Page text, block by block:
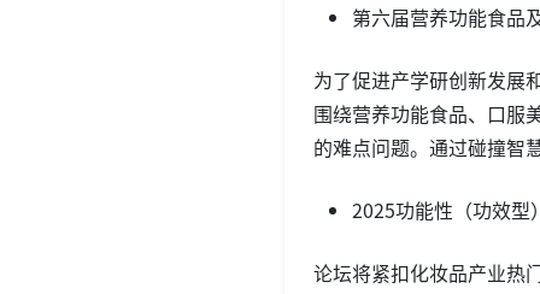
第六届营养功能食品
为了促进产学研创新发展
围绕营养功能食品、口服
的难点问题。通过碰撞智
2025功能性（功效型
论坛将紧扣化妆品产业热